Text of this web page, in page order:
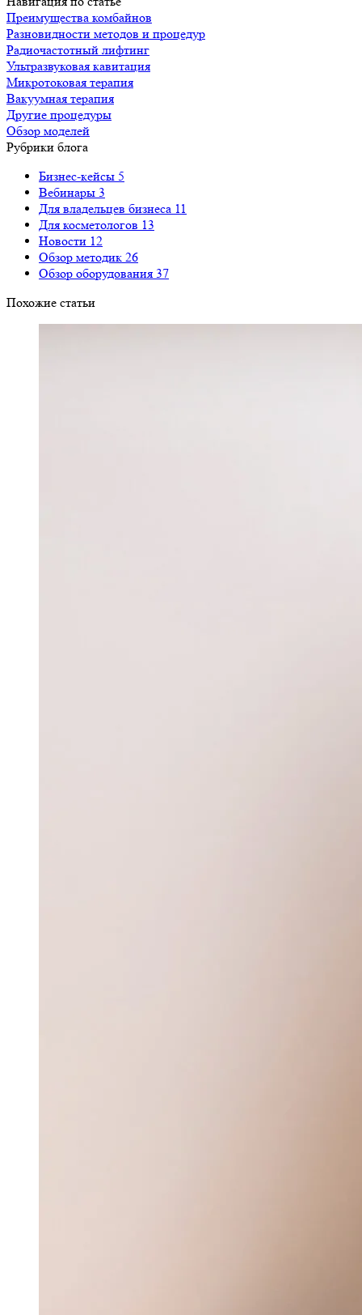
Преимущества комбайнов
Разновидности методов и процедур
Радиочастотный лифтинг
Ультразвуковая кавитация
Микротоковая терапия
Вакуумная терапия
Другие процедуры
Обзор моделей
Рубрики блога
Бизнес-кейсы 5
Вебинары 3
Для владельцев бизнеса 11
Для косметологов 13
Новости 12
Обзор методик 26
Обзор оборудования 37
Похожие статьи